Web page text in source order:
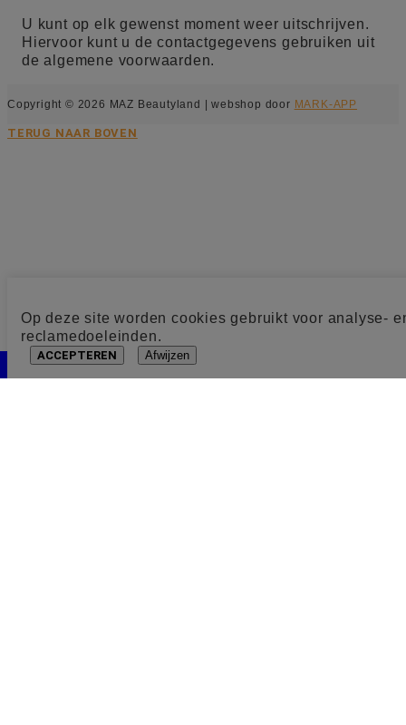
Op deze site worden cookies gebruikt voor analyse-
reclamedoeleinden.
ACCEPTEREN Afwijzen
U kunt op elk gewenst moment weer uitschrijven.
Hiervoor kunt u de contactgegevens gebruiken uit
de algemene voorwaarden.
Copyright © 2026 MAZ Beautyland | webshop door MARK-APP
TERUG NAAR BOVEN
Cookie toestemming